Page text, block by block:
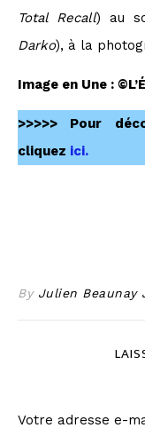
Total Recall) au
Darko), à la
Image en Une :
>>>>> Pour
cliquez ici.
By Julien Beaunay
Votre adresse e-